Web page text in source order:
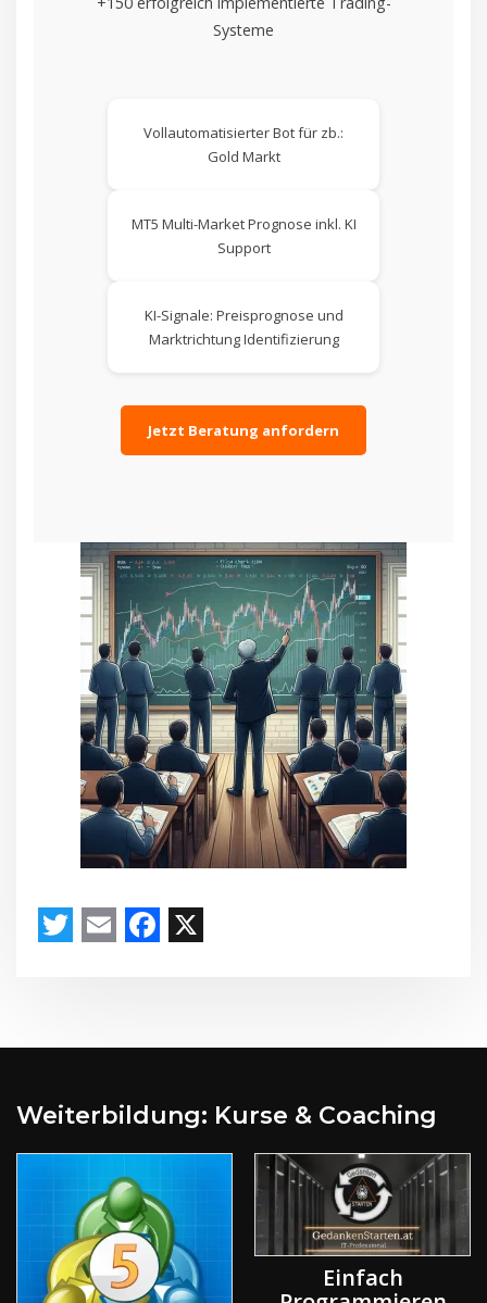
Systeme
Vollautomatisierter Bot für zb.:
Gold Markt
MT5 Multi-Market Prognose inkl. KI
Support
KI-Signale: Preisprognose und
Marktrichtung Identifizierung
Jetzt Beratung anfordern
Weiterbildung: Kurse & Coaching
Einfach